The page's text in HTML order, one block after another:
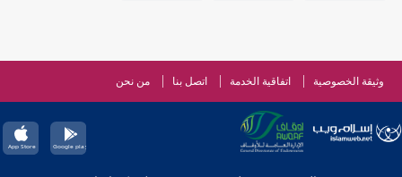
وثيقة الخصوصية اتفاقية الخدمة اتصل بنا من نحن